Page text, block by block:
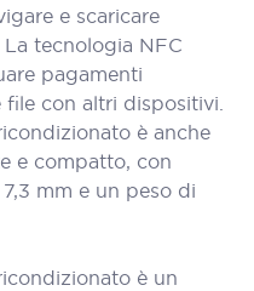
e scaricare
tecnologia NFC
pagamenti
con altri dispositivi.
è anche
e compatto, con
mm e un peso di
è un